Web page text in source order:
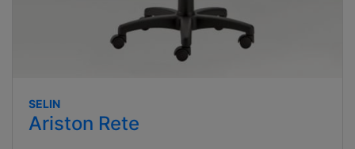
SELIN
Ariston Rete